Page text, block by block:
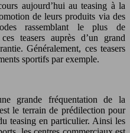
aujourd’hui au teasing à la
de leurs produits via des
rassemblant le plus de
teasers auprès d’un grand
Généralement, ces teasers
sportifs par exemple.
grande fréquentation de la
le terrain de prédilection pour
teasing en particulier. Ainsi les